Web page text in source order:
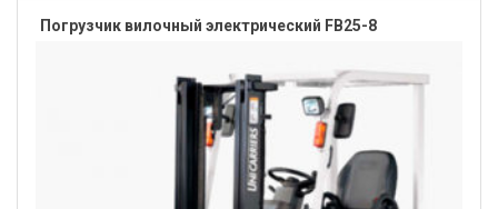
Погрузчик вилочный электрический FB25-8